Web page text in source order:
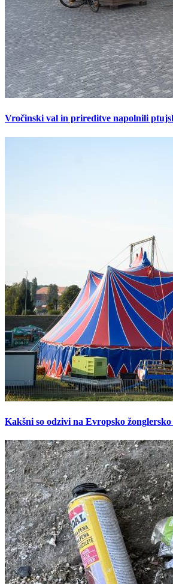
Vročinski val in prireditve napolnili
Kakšni so odzivi na Evropsko